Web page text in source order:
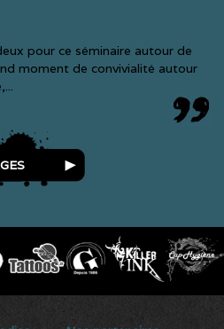
pour ce séminaire autour de
moment de convivialité autour